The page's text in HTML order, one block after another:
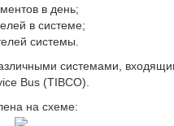
в день;
в системе;
системы.
системами,
Bus (TIBCO).
на схеме: